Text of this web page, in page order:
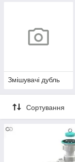
Змішувачі дубль
Сортування